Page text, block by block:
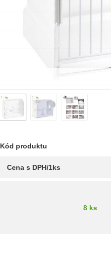
Kód produktu
Cena s DPH/1ks
8 ks